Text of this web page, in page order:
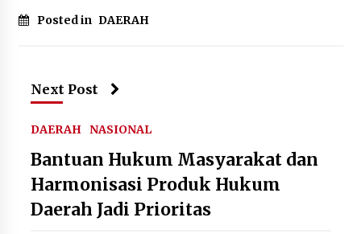
Posted in DAERAH
Next Post
DAERAH NASIONAL
Bantuan Hukum Masyarakat dan
Harmonisasi Produk Hukum
Daerah Jadi Prioritas